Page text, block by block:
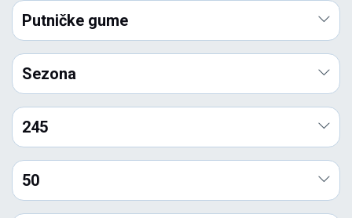
Putničke gume
Sezona
245
50